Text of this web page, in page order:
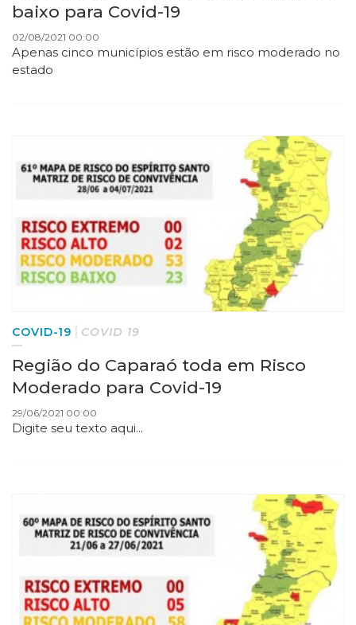
baixo para Covid-19
02/08/2021 00:00
Apenas cinco municípios estão em risco moderado no
estado
COVID-19 COVID 19
Região do Caparaó toda em Risco
Moderado para Covid-19
29/06/2021 00:00
Digite seu texto aqui...